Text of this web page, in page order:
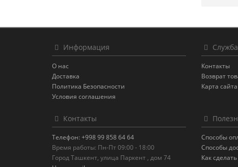
Информация
О нас
Доставка
Политика Безопасности
Условия соглашения
Контакты
Возврат
Карта сайта
Контакты
Телефон: +998 99 858 64 64
Время работы: Пн-Пт 09:00 - 18:00
Город Ташкент, улица Паркент , дом 74
Способы
Способы
Как сделать